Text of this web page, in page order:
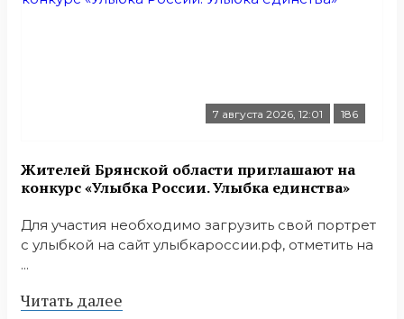
7 августа 2026, 12:01 186
Жителей Брянской области приглашают на
конкурс «Улыбка России. Улыбка единства»
Для участия необходимо загрузить свой портрет
с улыбкой на сайт улыбкароссии.рф, отметить на
...
Читать далее